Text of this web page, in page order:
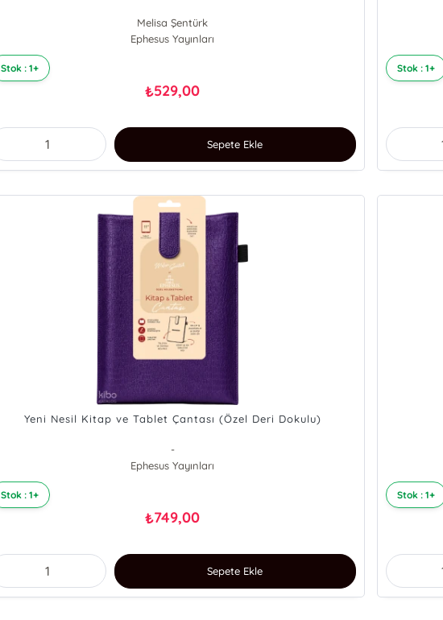
Melisa Şentürk
Ephesus Yayınları
Stok : 1+
₺529,00
Sepete Ekle
Stok : 1+
Yeni Nesil Kitap ve Tablet Çantası (Özel Deri Dokulu)
-
Ephesus Yayınları
Stok : 1+
₺749,00
Sepete Ekle
Stok : 1+